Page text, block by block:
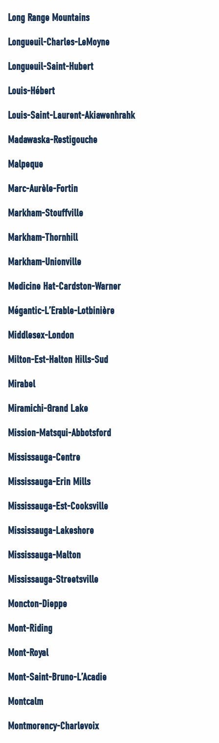
Long Range Mountains
Longueuil-Charles-LeMoyne
Longueuil-Saint-Hubert
Louis-Hébert
Louis-Saint-Laurent-Akiawenhrahk
Madawaska-Restigouche
Malpeque
Marc-Aurèle-Fortin
Markham-Stouffville
Markham-Thornhill
Markham-Unionville
Medicine Hat-Cardston-Warner
Mégantic-L’Érable-Lotbinière
Middlesex-London
Milton-Est-Halton Hills-Sud
Mirabel
Miramichi-Grand Lake
Mission-Matsqui-Abbotsford
Mississauga-Centre
Mississauga-Erin Mills
Mississauga-Est-Cooksville
Mississauga-Lakeshore
Mississauga-Malton
Mississauga-Streetsville
Moncton-Dieppe
Mont-Riding
Mont-Royal
Mont-Saint-Bruno-L’Acadie
Montcalm
Montmorency-Charlevoix